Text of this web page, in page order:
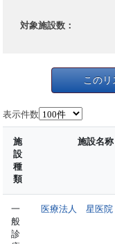
対象施設数：
この
表示件数
施
設
種
類
施設名称
一
般
診
医療法人 星医院